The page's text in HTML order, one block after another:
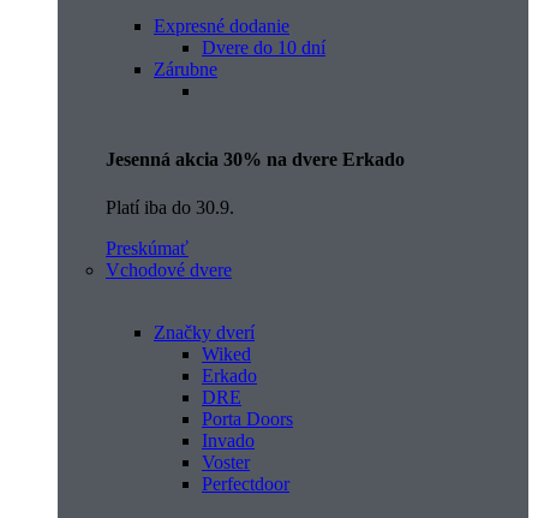
Expresné dodanie
Dvere do 10 dní
Zárubne
Jesenná akcia 30% na dvere Erkado
Platí iba do 30.9.
Preskúmať
Vchodové dvere
Značky dverí
Wiked
Erkado
DRE
Porta Doors
Invado
Voster
Perfectdoor